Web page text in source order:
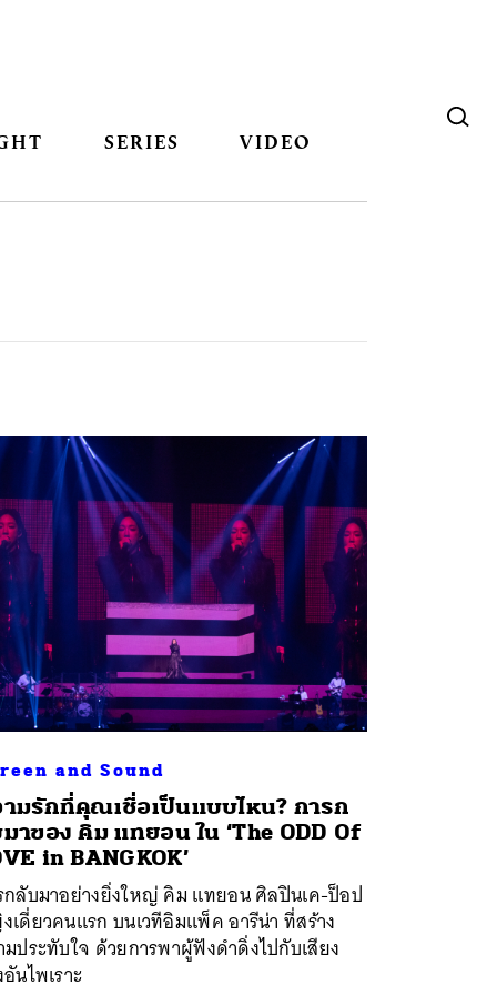
SERIES VIDEO
and Sound
มรักที่คุณเชื่อเป็นแบบไหน? การก
าของ คิม แทยอน ใน ‘The ODD Of
in BANGKOK’
กลับมาอย่างยิ่งใหญ่ คิม แทยอน ศิลปินเค-ป็อป
เดี่ยวคนแรก บนเวทีอิมแพ็ค อารีน่า ที่สร้าง
มประทับใจ ด้วยการพาผู้ฟังดำดิ่งไปกับเสียง
นไพเราะ